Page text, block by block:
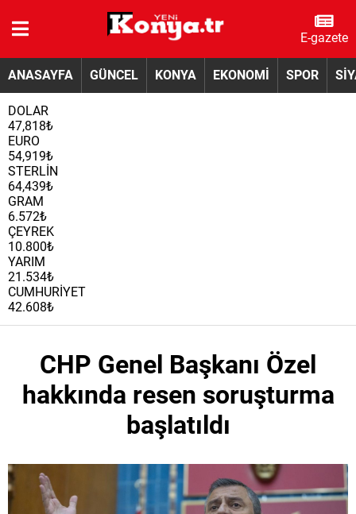
E-gazete
ANASAYFA GÜNCEL KONYA EKONOMİ SPOR
DOLAR
47,818₺
EURO
54,919₺
STERLİN
64,439₺
GRAM
6.572₺
ÇEYREK
10.800₺
YARIM
21.534₺
CUMHURİYET
42.608₺
CHP Genel Başkanı Özel
hakkında resen soruşturma
başlatıldı